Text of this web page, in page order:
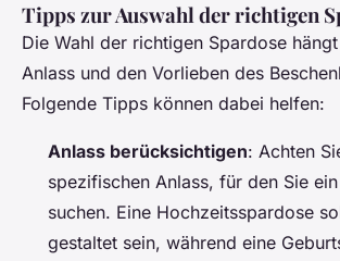
Tipps zur Auswahl der richtigen
Die Wahl der richtigen Spardose
Anlass und den Vorlieben des
Folgende Tipps können dabei helfen:
Anlass berücksichtigen: Achten
spezifischen Anlass, für den Sie
suchen. Eine Hochzeitsspardose
gestaltet sein, während eine